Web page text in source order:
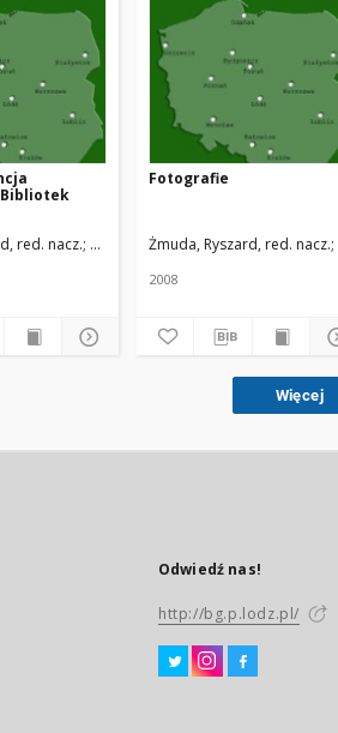
Łodzi
red. nacz. Uniwersytet Medyczny w Łodzi
Fotografie
Żmuda, Ryszard, red. nacz.
2008
Więcej
Odwiedź nas!
http://bg.p.lodz.pl/